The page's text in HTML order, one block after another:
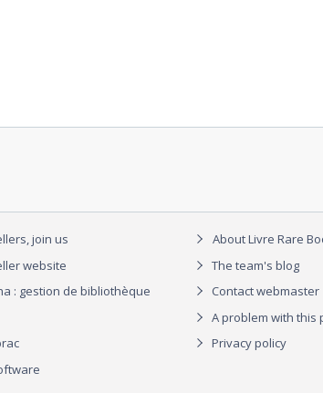
join us
website
: gestion de bibliothèque
About Livre Rare
The team's blog
Contact webmaster
A problem with this
Privacy policy